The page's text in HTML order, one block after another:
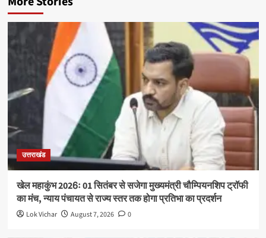
उत्तराखंड
खेल महाकुंभ 2026ः 01 सितंबर से सजेगा मुख्यमंत्री चौम्पियनशिप ट्रॉफी
का मंच, न्याय पंचायत से राज्य स्तर तक होगा प्रतिभा का प्रदर्शन
Lok Vichar August 7, 2026 0